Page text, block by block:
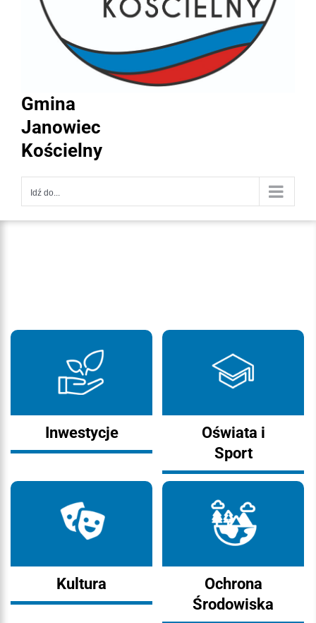
Gmina
Janowiec
Kościelny
Idź do...
Inwestycje
Oświata i
Sport
Kultura
Ochrona
Środowiska